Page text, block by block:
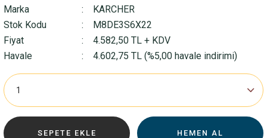
Marka
KARCHER
Stok Kodu
M8DE3S6X22
Fiyat
4.582,50 TL + KDV
Havale
4.602,75 TL (%5,00 havale indirimi)
SEPETE EKLE HEMEN AL